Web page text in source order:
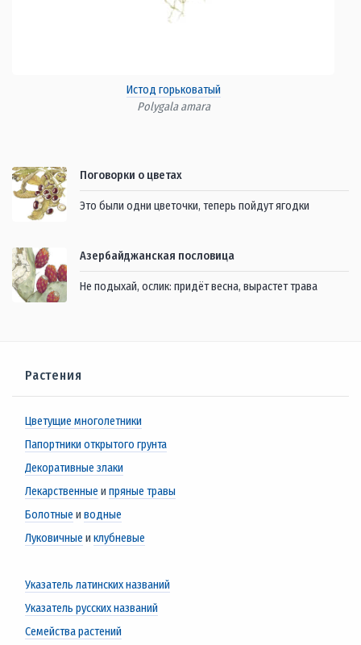
Истод горьковатый
Polygala amara
Поговорки о цветах
Это были одни цветочки, теперь пойдут ягодки
Азербайджанская пословица
Не подыхай, ослик: придёт весна, вырастет трава
Растения
Цветущие многолетники
Папортники открытого грунта
Декоративные злаки
Лекарственные и пряные травы
Болотные и водные
Луковичные и клубневые
Указатель латинских названий
Указатель русских названий
Семейства растений